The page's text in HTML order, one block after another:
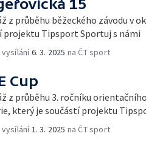
15
z průběhu běžeckého závodu v
projektu Tipsport Sportuj s námi
6. 3. 2025 na ČT sport
Cup
z průběhu 3. ročníku
který je součástí projektu
1. 3. 2025 na ČT sport